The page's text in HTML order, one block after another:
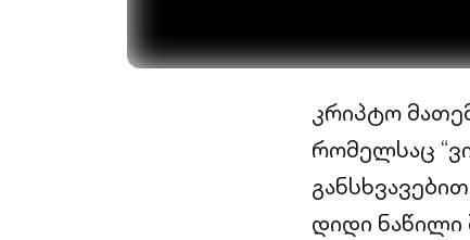
კრიპტო
რომელსაც
დიდი ნაწილი